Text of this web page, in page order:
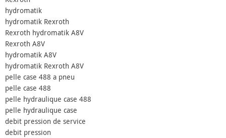
hydromatik
hydromatik Rexroth
Rexroth hydromatik A8V
Rexroth A8V
hydromatik A8V
hydromatik Rexroth A8V
pelle case 488 a pneu
pelle case 488
pelle hydraulique case 488
pelle hydraulique case
debit pression de service
debit pression